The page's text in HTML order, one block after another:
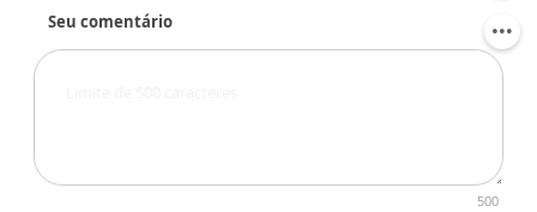
Seu comentário
500